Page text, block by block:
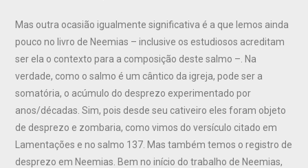
Mas outra ocasião igualmente significativa é a que lemos ainda
pouco no livro de Neemias – inclusive os estudiosos acreditam
ser ela o contexto para a composição deste salmo –. Na
verdade, como o salmo é um cântico da igreja, pode ser a
somatória, o acúmulo do desprezo experimentado por
anos/décadas. Sim, pois desde seu cativeiro eles foram objeto
de desprezo e zombaria, como vimos do versículo citado em
Lamentações e no salmo 137. Mas também temos o registro de
desprezo em Neemias. Bem no início do trabalho de Neemias,